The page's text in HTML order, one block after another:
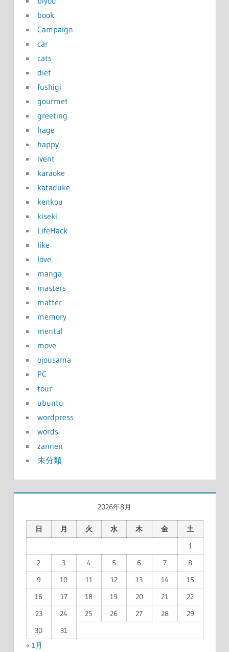
book
Campaign
car
cats
diet
fushigi
gourmet
greeting
hage
happy
ivent
karaoke
kataduke
kenkou
kiseki
LifeHack
like
love
manga
masters
matter
memory
mental
move
ojousama
PC
tour
ubuntu
wordpress
words
zannen
未分類
2026年8月
日 月 火 水 木 金
土
1
2
3 4 5 6 7
8
9
10 11 12 13 14
15
16
17 18 19 20 21
22
23
24 25 26 27 28
29
30
31
« 1月